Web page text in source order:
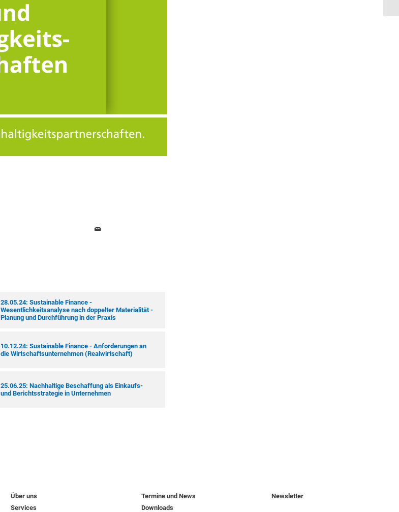
28.05.24: Sustainable Finance -
Wesentlichkeitsanalyse nach doppelter Materialität -
Planung und Durchführung in der Praxis
10.12.24: Sustainable Finance - Anforderungen an
die Wirtschaftsunternehmen (Realwirtschaft)
25.06.25: Nachhaltige Beschaffung als Einkaufs-
und Berichtsstrategie in Unternehmen
Über uns
Services
Termine und News
Downloads
Newsletter